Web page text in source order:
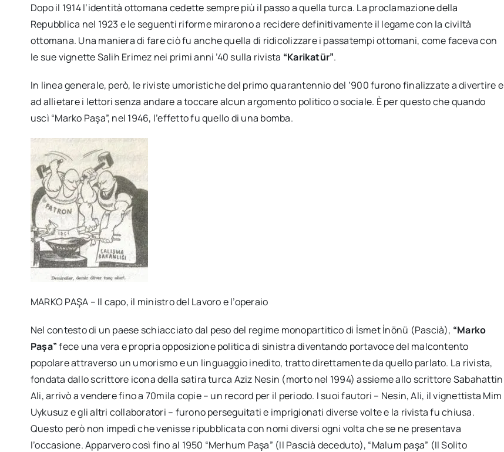
Dopo il 1914 l’identità ottomana cedette sempre più il passo a quella turca. La proclamazione della
Repubblica nel 1923 e le seguenti riforme mirarono a recidere definitivamente il legame con la civiltà
ottomana. Una maniera di fare ciò fu anche quella di ridicolizzare i passatempi ottomani, come faceva con
le sue vignette Salih Erimez nei primi anni ’40 sulla rivista “Karikatür”.
In linea generale, però, le riviste umoristiche del primo quarantennio del ‘900 furono finalizzate a divertire e
ad allietare i lettori senza andare a toccare alcun argomento politico o sociale. È per questo che quando
uscì “Marko Paşa”, nel 1946, l’effetto fu quello di una bomba.
MARKO PAŞA – Il capo, il ministro del Lavoro e l’operaio
Nel contesto di un paese schiacciato dal peso del regime monopartitico di İsmet İnönü (Pascià), “Marko
Paşa”fece una vera e propria opposizione politica di sinistra diventando portavoce del malcontento
popolare attraverso un umorismo e un linguaggio inedito, tratto direttamente da quello parlato. La rivista,
fondata dallo scrittore icona della satira turca Aziz Nesin (morto nel 1994) assieme allo scrittore Sabahattin
Ali, arrivò a vendere fino a 70mila copie – un record per il periodo. I suoi fautori – Nesin, Ali, il vignettista Mim
Uykusuz e gli altri collaboratori – furono perseguitati e imprigionati diverse volte e la rivista fu chiusa.
Questo però non impedì che venisse ripubblicata con nomi diversi ogni volta che se ne presentava
l’occasione. Apparvero così fino al 1950 “Merhum Paşa” (Il Pascià deceduto), “Malum paşa” (Il Solito